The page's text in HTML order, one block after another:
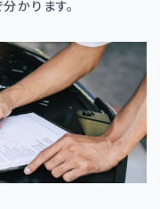
かります。